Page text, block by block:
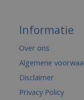
Informatie
Over ons
Algemene
Disclaimer
Privacy Policy